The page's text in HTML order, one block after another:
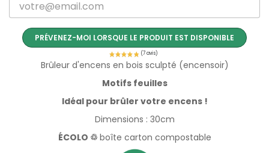
PRÉVENEZ-MOI LORSQUE LE PRODUIT EST DISPONIBLE
Brûleur d'encens en bois sculpté (encensoir)
Motifs feuilles
Idéal pour brûler votre encens !
Dimensions : 30cm
ÉCOLO ♲ boîte carton compostable